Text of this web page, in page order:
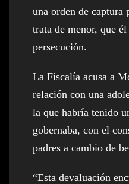
una orden de captura
trata de menor, que
persecución.
La Fiscalía acusa a
relación con una
la que habría tenido
gobernaba, con el
padres a cambio de
“Esta devaluación